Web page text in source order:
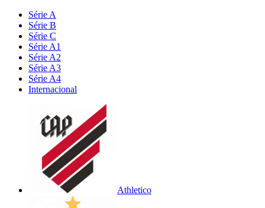
Série A
Série B
Série C
Série A1
Série A2
Série A3
Série A4
Internacional
Athletico